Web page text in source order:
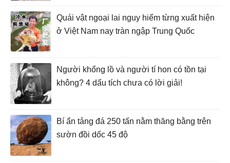
Quái vật ngoại lai nguy hiểm từng xuất hiện
ở Việt Nam nay tràn ngập Trung Quốc
Người khổng lồ và người tí hon có tồn tại
không? 4 dấu tích chưa có lời giải!
Bí ẩn tảng đá 250 tấn nằm thăng bằng trên
sườn đồi dốc 45 độ